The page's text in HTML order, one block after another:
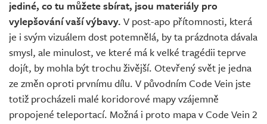
jediné, co tu můžete sbírat, jsou materiály pro
vylepšování vaší výbavy. V post-apo přítomnosti, která
je i svým vizuálem dost potemnělá, by ta prázdnota dávala
smysl, ale minulost, ve které má k velké tragédii teprve
dojít, by mohla být trochu živější. Otevřený svět je jedna
ze změn oproti prvnímu dílu. V původním Code Vein jste
totiž procházeli malé koridorové mapy vzájemně
propojené teleportací. Možná i proto mapa v Code Vein 2